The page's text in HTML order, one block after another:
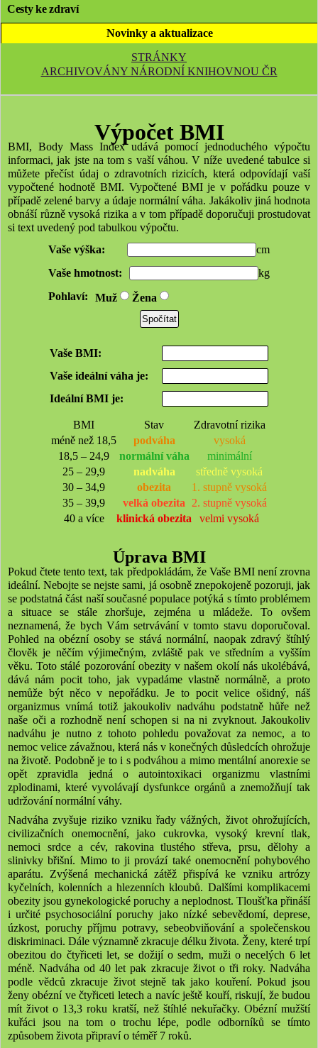
Cesty ke zdraví
Novinky a aktualizace
STRÁNKY
ARCHIVOVÁNY NÁRODNÍ KNIHOVNOU ČR
Výpočet BMI
BMI, Body Mass Index udává pomocí jednoduchého výpočtu
informaci, jak jste na tom s vaší váhou. V níže uvedené tabulce si
můžete přečíst údaj o zdravotních rizicích, která odpovídají vaší
vypočtené hodnotě BMI. Vypočtené BMI je v pořádku pouze v
případě zelené barvy a údaje normální váha. Jakákoliv jiná hodnota
obnáší různě vysoká rizika a v tom případě doporučuji prostudovat
si text uvedený pod tabulkou výpočtu.
Vaše výška:
cm
Vaše hmotnost:
kg
Pohlaví:
Muž Žena
Spočítat
Vaše BMI:
Vaše ideální váha je:
Ideální BMI je:
BMI
méně než 18,5
18,5 – 24,9
25 – 29,9
30 – 34,9
35 – 39,9
40 a více
Stav
podváha
normální váha
nadváha
obezita
velká obezita
klinická obezita
Zdravotní rizika
vysoká
minimální
středně vysoká
1. stupně vysoká
2. stupně vysoká
velmi vysoká
Úprava BMI
Pokud čtete tento text, tak předpokládám, že Vaše BMI není zrovna
ideální. Nebojte se nejste sami, já osobně znepokojeně pozoruji, jak
se podstatná část naší současné populace potýká s tímto problémem
a situace se stále zhoršuje, zejména u mládeže. To ovšem
neznamená, že bych Vám setrvávání v tomto stavu doporučoval.
Pohled na obézní osoby se stává normální, naopak zdravý štíhlý
člověk je něčím výjimečným, zvláště pak ve středním a vyšším
věku. Toto stálé pozorování obezity v našem okolí nás ukolébává,
dává nám pocit toho, jak vypadáme vlastně normálně, a proto
nemůže být něco v nepořádku. Je to pocit velice ošidný, náš
organizmus vnímá totiž jakoukoliv nadváhu podstatně hůře než
naše oči a rozhodně není schopen si na ni zvyknout. Jakoukoliv
nadváhu je nutno z tohoto pohledu považovat za nemoc, a to
nemoc velice závažnou, která nás v konečných důsledcích ohrožuje
na životě. Podobně je to i s podváhou a mimo mentální anorexie se
opět zpravidla jedná o autointoxikaci organizmu vlastními
zplodinami, které vyvolávají dysfunkce orgánů a znemožňují tak
udržování normální váhy.
Nadváha zvyšuje riziko vzniku řady vážných, život ohrožujících,
civilizačních onemocnění, jako cukrovka, vysoký krevní tlak,
nemoci srdce a cév, rakovina tlustého střeva, prsu, dělohy a
slinivky břišní. Mimo to ji provází také onemocnění pohybového
aparátu. Zvýšená mechanická zátěž přispívá ke vzniku artrózy
kyčelních, kolenních a hlezenních kloubů. Dalšími komplikacemi
obezity jsou gynekologické poruchy a neplodnost. Tloušťka přináší
i určité psychosociální poruchy jako nízké sebevědomí, deprese,
úzkost, poruchy příjmu potravy, sebeobviňování a společenskou
diskriminaci. Dále významně zkracuje délku života. Ženy, které trpí
obezitou do čtyřiceti let, se dožijí o sedm, muži o necelých 6 let
méně. Nadváha od 40 let pak zkracuje život o tři roky. Nadváha
podle vědců zkracuje život stejně tak jako kouření. Pokud jsou
ženy obézní ve čtyřiceti letech a navíc ještě kouří, riskují, že budou
mít život o 13,3 roku kratší, než štíhlé nekuřačky. Obézní mužští
kuřáci jsou na tom o trochu lépe, podle odborníků se tímto
způsobem života připraví o téměř 7 roků.